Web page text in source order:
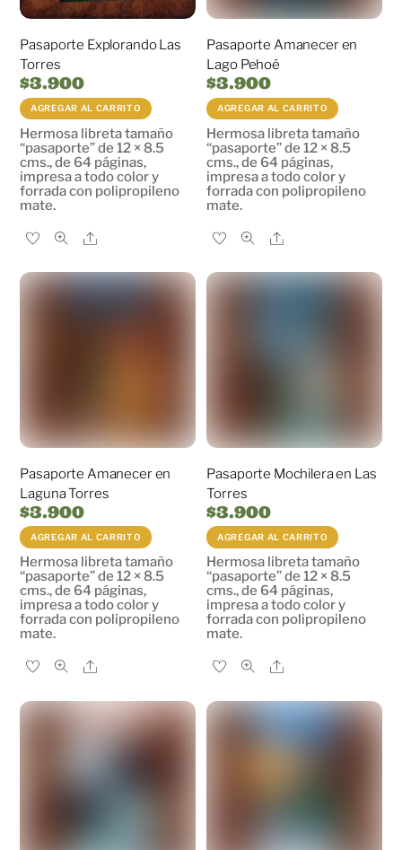
Pasaporte Explorando Las
Torres
$3.900
AGREGAR AL CARRITO
Hermosa libreta tamaño
“pasaporte” de 12 × 8.5
cms., de 64 páginas,
impresa a todo color y
forrada con polipropileno
mate.
Share
Pasaporte Amanecer en
Lago Pehoé
$3.900
AGREGAR AL CARRITO
Hermosa libreta tamaño
“pasaporte” de 12 × 8.5
cms., de 64 páginas,
impresa a todo color y
forrada con polipropileno
mate.
Share
Pasaporte Amanecer en
Laguna Torres
$3.900
AGREGAR AL CARRITO
Hermosa libreta tamaño
“pasaporte” de 12 × 8.5
cms., de 64 páginas,
impresa a todo color y
forrada con polipropileno
mate.
Share
Pasaporte Mochilera en Las
Torres
$3.900
AGREGAR AL CARRITO
Hermosa libreta tamaño
“pasaporte” de 12 × 8.5
cms., de 64 páginas,
impresa a todo color y
forrada con polipropileno
mate.
Share